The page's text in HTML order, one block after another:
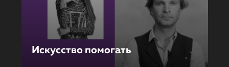
Искусство помогать